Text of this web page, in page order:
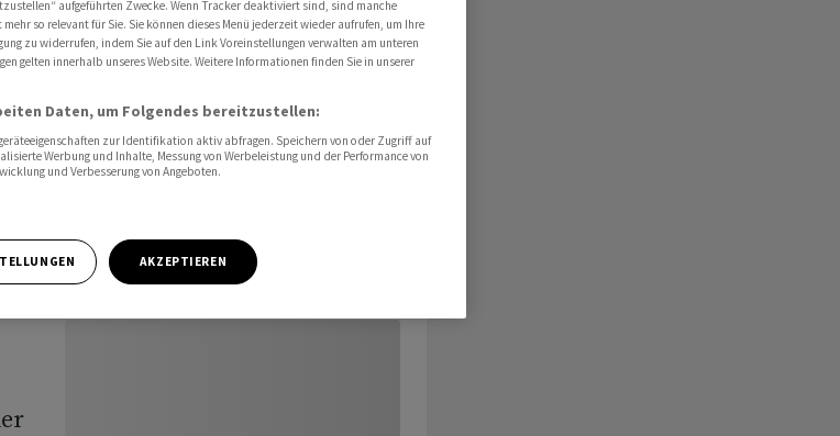
aufgeführten Zwecke. Wenn Tracker deaktiviert sind, sind manche
so relevant für Sie. Sie können dieses Menü jederzeit wieder aufrufen, um Ihre
zu widerrufen, indem Sie auf den Link Voreinstellungen verwalten am unteren
gelten innerhalb unseres Website. Weitere Informationen finden Sie in unserer
Daten, um Folgendes bereitzustellen:
zur Identifikation aktiv abfragen. Speichern von oder Zugriff auf
Werbung und Inhalte, Messung von Werbeleistung und der Performance von
und Verbesserung von Angeboten.
AKZEPTIEREN